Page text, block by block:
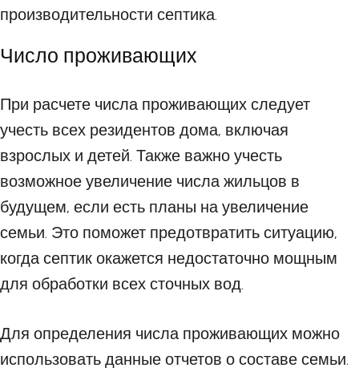
производительности септика.
Число проживающих
При расчете числа проживающих следует
учесть всех резидентов дома, включая
взрослых и детей. Также важно учесть
возможное увеличение числа жильцов в
будущем, если есть планы на увеличение
семьи. Это поможет предотвратить ситуацию,
когда септик окажется недостаточно мощным
для обработки всех сточных вод.
Для определения числа проживающих можно
использовать данные отчетов о составе семьи.